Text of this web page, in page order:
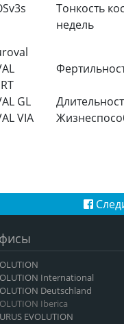
Тонкость
недель
GL
VIA
International
Deutschland
Iberica
EVOLUTION